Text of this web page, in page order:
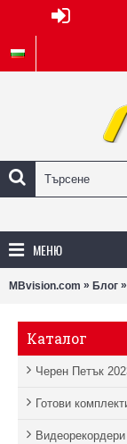
МЕНЮ
MBvision.com » Блог »
Каталог
Черен Петък
Готови
Видеорекордери